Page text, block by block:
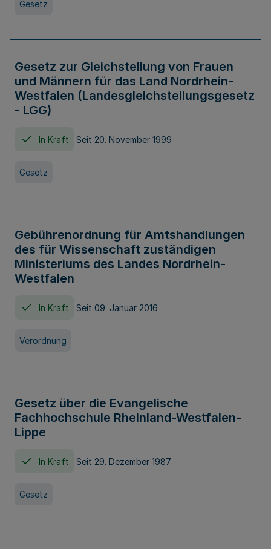
Gesetz
Gesetz zur Gleichstellung von Frauen
und Männern für das Land Nordrhein-
Westfalen (Landesgleichstellungsgesetz
- LGG)
In Kraft Seit 20. November 1999
Gesetz
Gebührenordnung für Amtshandlungen
des für Wissenschaft zuständigen
Ministeriums des Landes Nordrhein-
Westfalen
In Kraft Seit 09. Januar 2016
Verordnung
Gesetz über die Evangelische
Fachhochschule Rheinland-Westfalen-
Lippe
In Kraft Seit 29. Dezember 1987
Gesetz